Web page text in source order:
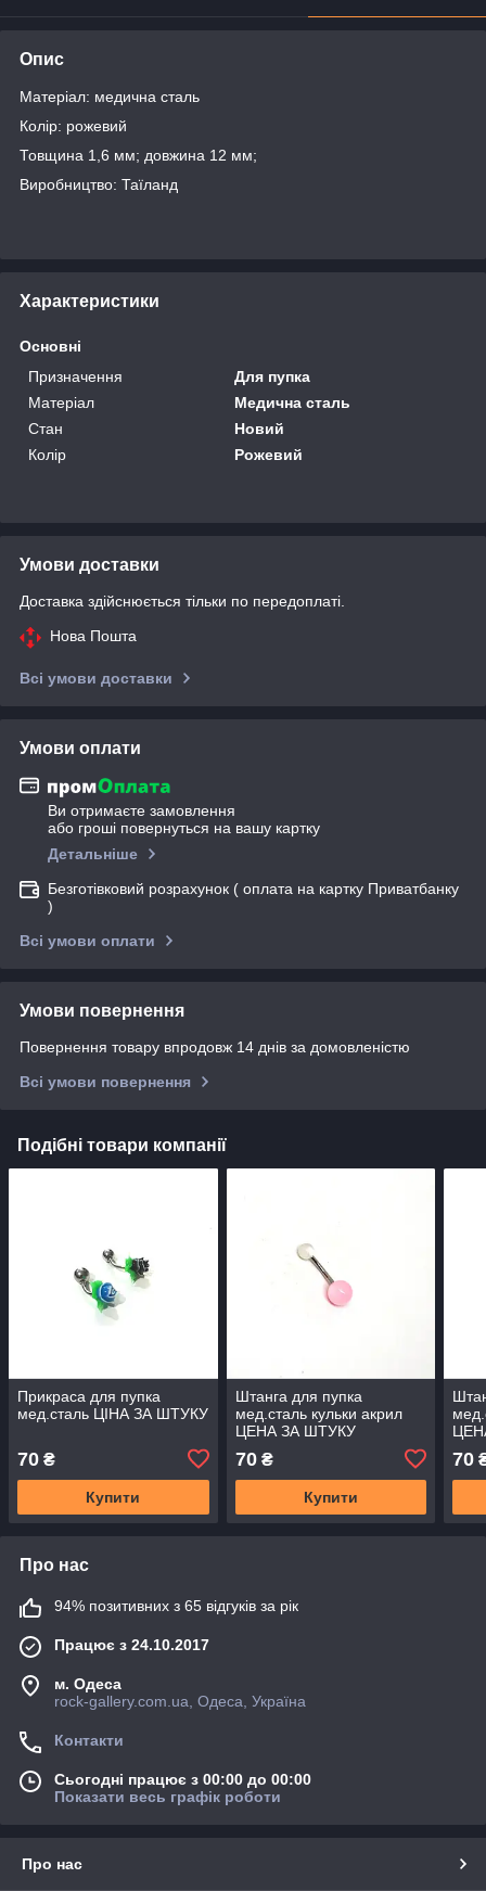
Опис
Матеріал: медична сталь
Колір: рожевий
Товщина 1,6 мм; довжина 12 мм;
Виробництво: Таїланд
Характеристики
Основні
Призначення
Для пупка
Матеріал
Медична сталь
Стан
Новий
Колір
Рожевий
Умови доставки
Доставка здійснюється тільки по передоплаті.
Нова Пошта
Всі умови доставки
Умови оплати
Ви отримаєте замовлення
або гроші повернуться на вашу картку
Детальніше
Безготівковий розрахунок ( оплата на картку Приватбанку
)
Всі умови оплати
Умови повернення
Повернення товару впродовж 14 днів за домовленістю
Всі умови повернення
Подібні товари компанії
Прикраса для пупка
мед.сталь ЦIНА ЗА ШТУКУ
70 ₴
Купити
Штанга для пупка
мед.сталь кульки акрил
ЦЕНА ЗА ШТУКУ
70₴
Купити
70
Про нас
94% позитивних з 65 відгуків за рік
Працює з 24.10.2017
м. Одеса
rock-gallery.com.ua, Одеса, Україна
Контакти
Сьогодні працює з 00:00 до 00:00
Показати весь графік роботи
Про нас